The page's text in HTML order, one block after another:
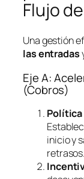
Flujo
Una gestión
las entradas
Eje A:
(Cobros)
Política
inicio y
retrasos.